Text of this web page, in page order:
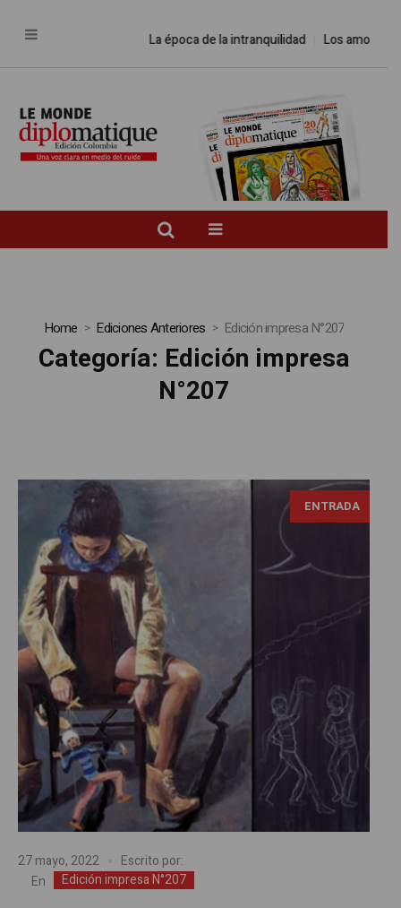
La época de la intranquilidad Los amos del mundo
Home Ediciones Anteriores Edición impresa N°207
Categoría: Edición impresa
N°207
ENTRADA
27 mayo, 2022
Escrito por:
En
Edición impresa N°207